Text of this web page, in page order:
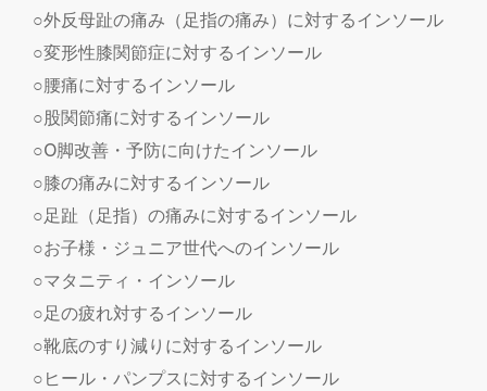
○外反母趾の痛み（足指の痛み）に対するインソール
○変形性膝関節症に対するインソール
○腰痛に対するインソール
○股関節痛に対するインソール
○O脚改善・予防に向けたインソール
○膝の痛みに対するインソール
○足趾（足指）の痛みに対するインソール
○お子様・ジュニア世代へのインソール
○マタニティ・インソール
○足の疲れ対するインソール
○靴底のすり減りに対するインソール
○ヒール・パンプスに対するインソール